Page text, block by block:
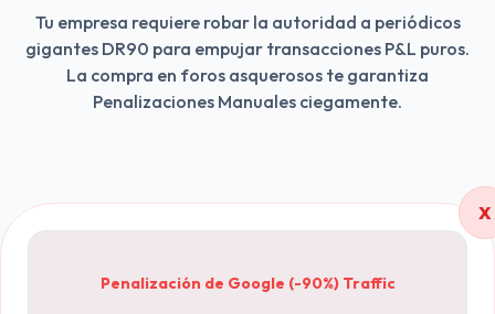
Tu empresa requiere robar la autoridad a periódicos
gigantes DR90 para empujar transacciones P&L puros.
La compra en foros asquerosos te garantiza
Penalizaciones Manuales ciegamente.
X
Penalización de Google (-90%) Traffic